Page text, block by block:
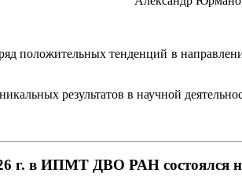
положительных тенденций в
результатов в научной
г. в ИПМТ ДВО РАН состоялся